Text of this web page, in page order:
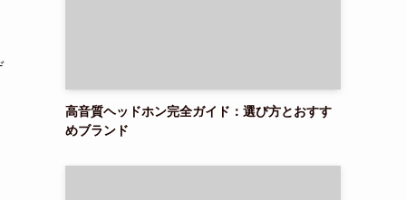
高音質ヘッドホン完全ガイド：選び方とおすす
めブランド